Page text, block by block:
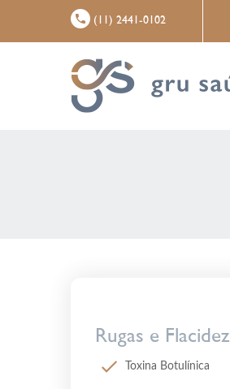
(11) 2441-0102
Rugas e Flacidez
Toxina Botulínica